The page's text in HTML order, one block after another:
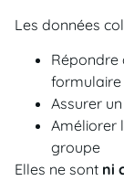
Les données
Répondre
Assurer
Améliorer
groupe
Elles ne sont ni